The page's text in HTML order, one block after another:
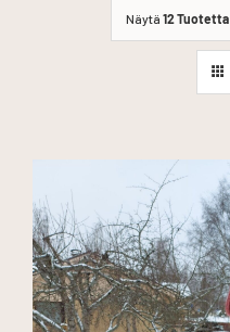
Näytä 12 Tuotetta